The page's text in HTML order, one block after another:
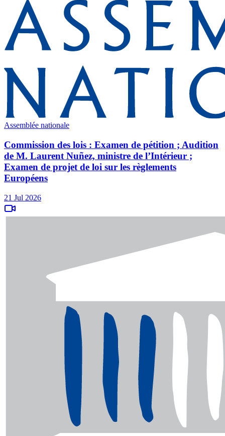
Assemblée nationale
Commission des lois : Examen de pétition ; Audition
de M. Laurent Nuñez, ministre de l’Intérieur ;
Examen de projet de loi sur les règlements
Européens
21 Jul 2026